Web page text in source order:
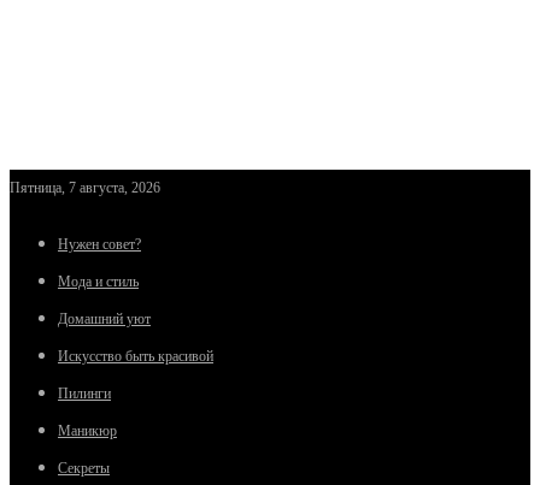
Пятница, 7 августа, 2026
Нужен совет?
Мода и стиль
Домашний уют
Искусство быть красивой
Пилинги
Маникюр
Секреты